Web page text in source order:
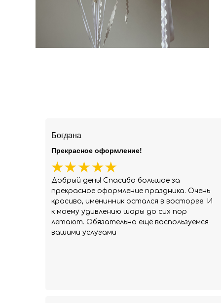
Богдана
Добрый день! Спасибо большое за
прекрасное оформление праздника. Очень
красиво, именинник остался в восторге. И
к моему удивлению шары до сих пор
летают. Обязательно ещё воспользуемся
вашими услугами
Прекрасное оформление!